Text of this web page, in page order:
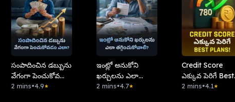
సంపాదించిన డబ్బును
వేగంగా పెంచుకోవడం
ఎలా?
2 mins•4.9★
ఇంట్లో అనుకోని
ఖర్చులను ఎలా
తగ్గించుకోవాలి?
2 mins•4.7★
Credit Score
ఎక్కువ పెరిగే Best
Plans!
2 mins•4.1★